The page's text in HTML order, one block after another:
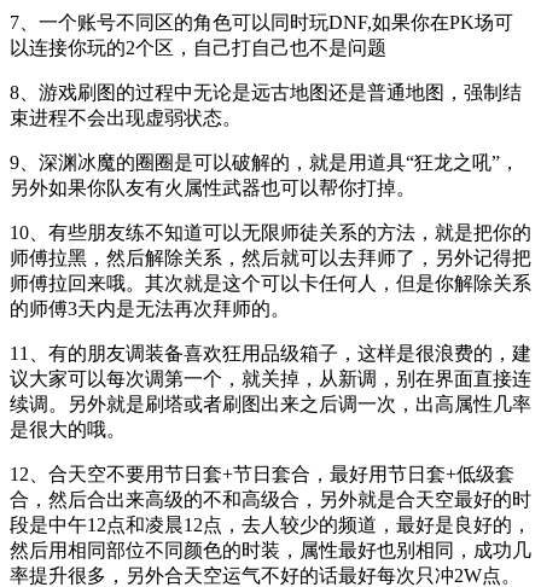
7、一个账号不同区的角色可以同时玩DNF,如果你在PK场可
以连接你玩的2个区，自己打自己也不是问题
8、游戏刷图的过程中无论是远古地图还是普通地图，强制结
束进程不会出现虚弱状态。
9、深渊冰魔的圈圈是可以破解的，就是用道具“狂龙之吼”，
另外如果你队友有火属性武器也可以帮你打掉。
10、有些朋友练不知道可以无限师徒关系的方法，就是把你的
师傅拉黑，然后解除关系，然后就可以去拜师了，另外记得把
师傅拉回来哦。其次就是这个可以卡任何人，但是你解除关系
的师傅3天内是无法再次拜师的。
11、有的朋友调装备喜欢狂用品级箱子，这样是很浪费的，建
议大家可以每次调第一个，就关掉，从新调，别在界面直接连
续调。另外就是刷塔或者刷图出来之后调一次，出高属性几率
是很大的哦。
12、合天空不要用节日套+节日套合，最好用节日套+低级套
合，然后合出来高级的不和高级合，另外就是合天空最好的时
段是中午12点和凌晨12点，去人较少的频道，最好是良好的，
然后用相同部位不同颜色的时装，属性最好也别相同，成功几
率提升很多，另外合天空运气不好的话最好每次只冲2W点。